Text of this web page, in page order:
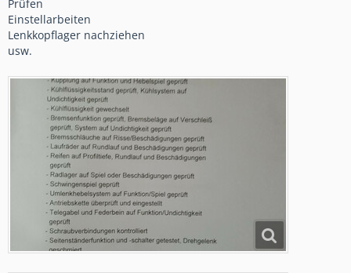
Prüfen
Einstellarbeiten
Lenkkopflager nachziehen
usw.